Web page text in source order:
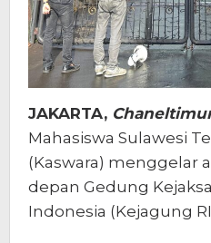
JAKARTA,
Mahasiswa Sulawesi
(Kaswara) menggelar
depan Gedung
Indonesia (Kejagung